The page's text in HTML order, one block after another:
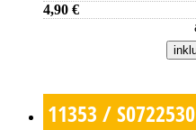
4,90 €
11353 / S0722530